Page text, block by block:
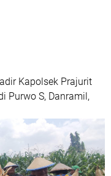
Kapolsek Prajurit
Purwo S, Danramil,